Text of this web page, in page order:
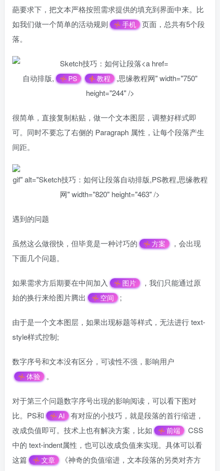
葩要求下，把文本严格按照需求提供的填充到界面中来。比
如我们做一个简单的活动规则
手机
页面，总共有5个段
落。
自动排版, PS 教程
,思缘教程网" width="750"
height="244" />
很简单，直接复制粘贴，做一个文本图层，调整好样式即
可。同时不要忘了右侧的 Paragraph 属性，让每个段落产生
间距。
gif" alt="Sketch技巧：如何让段落自动排版,PS教程,思缘教程
网" width="820" height="463" />
遇到的问题
虽然这么做很快，但毕竟是一种讨巧的 方案
，会出现
下面几个问题。
如果需求方后期要在中间加入 图片
，我们只能通过原
始的换行来给图片腾出
空间 ;
由于是一个文本图层，如果出现标题等样式，无法进行 text-
style样式控制;
数字序号和文本没有区分，可读性不强，影响用户
体验 。
对于第三个问题数字序号出现的影响阅读，可以看下图对
比。PS和
AI
有对应的小技巧，就是段落的首行缩进，
改成负值即可。技术上也有解决方案，比如
前端
CSS
中的 text-indent属性，也可以改成负值来实现。具体可以看
这篇
文章
《神奇的负值缩进，文本段落的另类对齐方